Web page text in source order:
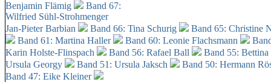
Benjamin Flämig
Band 67:
Wilfried Sühl-Strohmenger
Jan-Pieter Barbian
Band 66: Tina Schurig
Band 65: Christine
Band 61: Martina Haller
Band 60: Leonie Flachsmann
Karin Holste-Flinspach
Band 56: Rafael Ball
Band 55:
Ursula Georgy
Band 51: Ursula Jaksch Band 50: Hermann
Band 47: Eike Kleiner